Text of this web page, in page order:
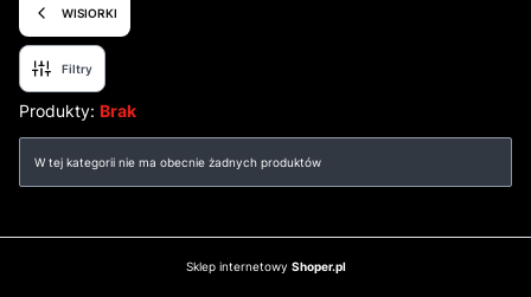
WISIORKI
Filtry
Produkty: Brak
Lista produktów
W tej kategorii nie ma obecnie żadnych produktów
Sklep internetowy Shoper.pl